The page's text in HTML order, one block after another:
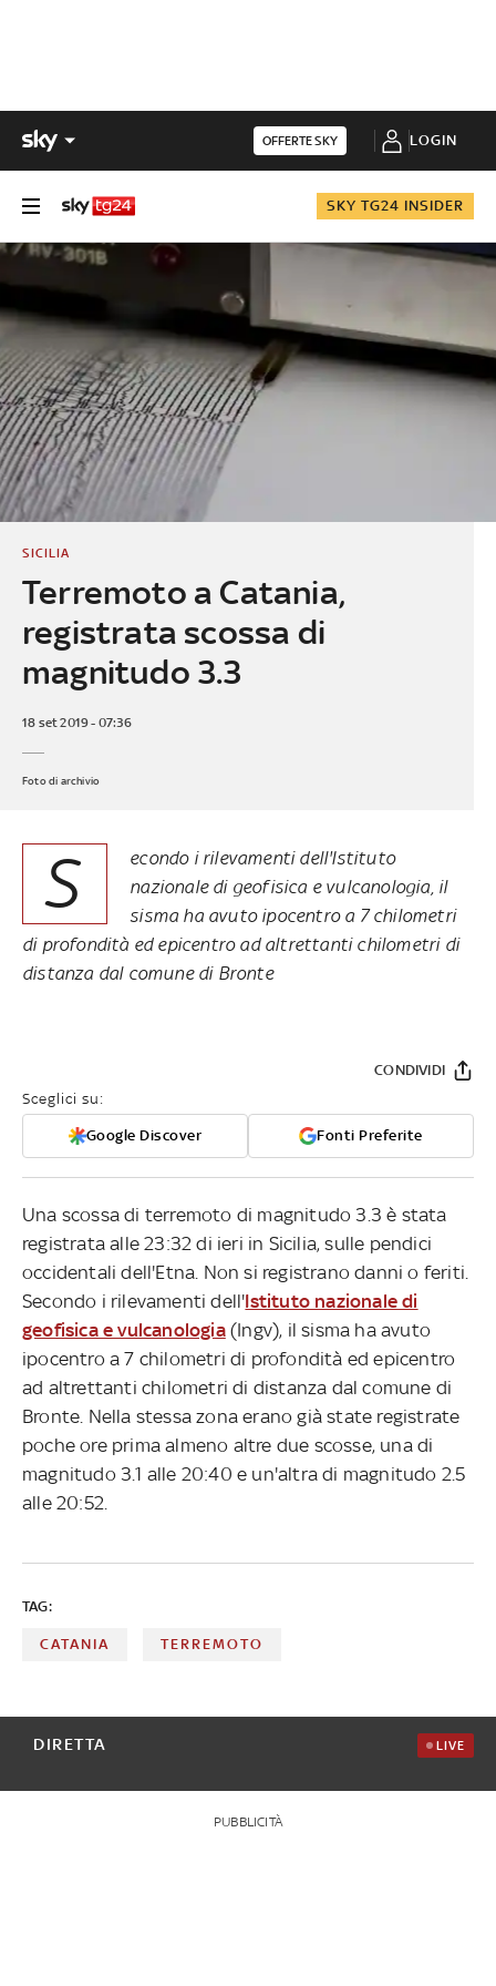
OFFERTE SKY LOGIN
SKY TG24 INSIDER
Terremoto a Catania,
registrata scossa di
magnitudo 3.3
SICILIA
18 set 2019 - 07:36
Foto di archivio
S
econdo i rilevamenti dell'Istituto
nazionale di geofisica e vulcanologia, il
sisma ha avuto ipocentro a 7 chilometri
di profondità ed epicentro ad altrettanti chilometri di
distanza dal comune di Bronte
Sceglici su:
Google Discover Fonti Preferite
CONDIVIDI
Una scossa di terremoto di magnitudo 3.3 è stata
registrata alle 23:32 di ieri in Sicilia, sulle pendici
occidentali dell'Etna. Non si registrano danni o feriti.
Secondo i rilevamenti dell'Istituto nazionale di
geofisica e vulcanologia(Ingv), il sisma ha avuto
ipocentro a 7 chilometri di profondità ed epicentro
ad altrettanti chilometri di distanza dal comune di
Bronte. Nella stessa zona erano già state registrate
poche ore prima almeno altre due scosse, una di
magnitudo 3.1 alle 20:40 e un'altra di magnitudo 2.5
alle 20:52.
TAG:
CATANIA TERREMOTO
DIRETTA LIVE
PUBBLICITÀ